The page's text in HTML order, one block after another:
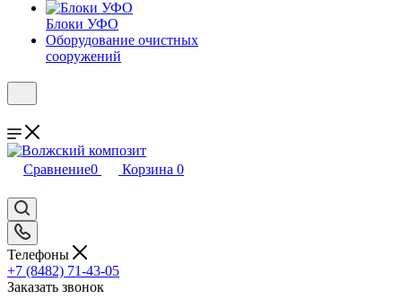
Блоки УФО
Оборудование очистных
сооружений
Сравнение0 Корзина 0
Телефоны
+7 (8482) 71-43-05
Заказать звонок